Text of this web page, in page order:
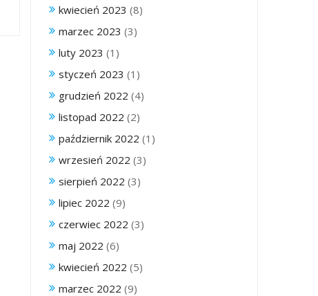
kwiecień 2023 (8)
marzec 2023 (3)
luty 2023 (1)
styczeń 2023 (1)
grudzień 2022 (4)
listopad 2022 (2)
październik 2022 (1)
wrzesień 2022 (3)
sierpień 2022 (3)
lipiec 2022 (9)
czerwiec 2022 (3)
maj 2022 (6)
kwiecień 2022 (5)
marzec 2022 (9)